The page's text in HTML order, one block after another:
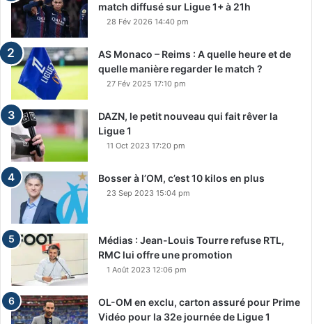
match diffusé sur Ligue 1+ à 21h
28 Fév 2026 14:40 pm
AS Monaco – Reims : A quelle heure et de
quelle manière regarder le match ?
27 Fév 2025 17:10 pm
DAZN, le petit nouveau qui fait rêver la
Ligue 1
11 Oct 2023 17:20 pm
Bosser à l’OM, c’est 10 kilos en plus
23 Sep 2023 15:04 pm
Médias : Jean-Louis Tourre refuse RTL,
RMC lui offre une promotion
1 Août 2023 12:06 pm
OL-OM en exclu, carton assuré pour Prime
Vidéo pour la 32e journée de Ligue 1